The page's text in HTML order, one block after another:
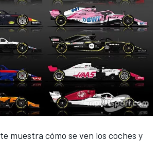
te muestra cómo se ven los coches y